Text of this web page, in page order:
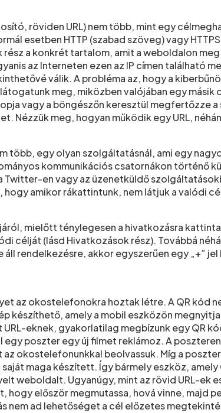
röviden URL) nem több, mint egy
esetben HTTP (szabad szöveg) vagy
a konkrét tartalom, amit a weboldalon
az Interneten ezen az IP címen található
válik. A probléma az, hogy a
meg, miközben valójában egy
vagy a böngészőn keresztül megfertőzze
meg, hogyan működik egy URL,
több, egy olyan szolgáltatásnál, ami egy
kommunikációs csatornákon történő
en vagy az üzenetküldő
amikor rákattintunk, nem látjuk a valódi
mielőtt ténylegesen a hivatkozásra
célját (lásd Hivatkozások rész). Továbbá
rendelkezésre, akkor egyszerűen egy „+”
az okostelefonokra hoztak létre. A QR kód
készíthető, amely a mobil eszközön
eknek, gyakorlatilag megbízunk egy QR
poszter egy új filmet reklámoz. A
okostelefonunkkal beolvassuk. Míg a
maga készített. Így bármely eszköz,
weboldalt. Ugyanúgy, mint az rövid URL-ek
hogy először megmutassa, hová vinne,
nem ad lehetőséget a cél előzetes